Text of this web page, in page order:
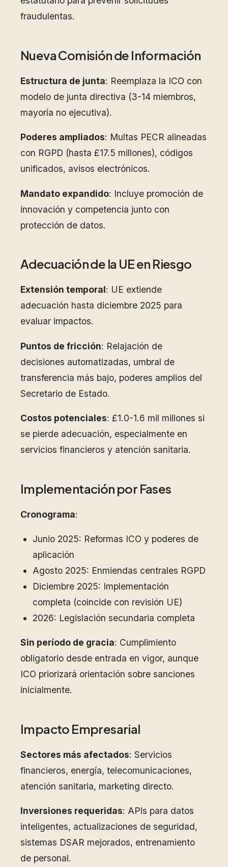
fraudulentas.
Nueva Comisión de Información
Estructura de junta: Reemplaza la ICO con
modelo de junta directiva (3-14 miembros,
mayoría no ejecutiva).
Poderes ampliados: Multas PECR alineadas
con RGPD (hasta £17.5 millones), códigos
unificados, avisos electrónicos.
Mandato expandido: Incluye promoción de
innovación y competencia junto con
protección de datos.
Adecuación de la UE en Riesgo
Extensión temporal: UE extiende
adecuación hasta diciembre 2025 para
evaluar impactos.
Puntos de fricción: Relajación de
decisiones automatizadas, umbral de
transferencia más bajo, poderes amplios del
Secretario de Estado.
Costos potenciales: £1.0-1.6 mil millones si
se pierde adecuación, especialmente en
servicios financieros y atención sanitaria.
Implementación por Fases
Cronograma:
Junio 2025: Reformas ICO y poderes de
aplicación
Agosto 2025: Enmiendas centrales RGPD
Diciembre 2025: Implementación
completa (coincide con revisión UE)
2026: Legislación secundaria completa
Sin período de gracia: Cumplimiento
obligatorio desde entrada en vigor, aunque
ICO priorizará orientación sobre sanciones
inicialmente.
Impacto Empresarial
Sectores más afectados: Servicios
financieros, energía, telecomunicaciones,
atención sanitaria, marketing directo.
Inversiones requeridas: APIs para datos
inteligentes, actualizaciones de seguridad,
sistemas DSAR mejorados, entrenamiento
de personal.